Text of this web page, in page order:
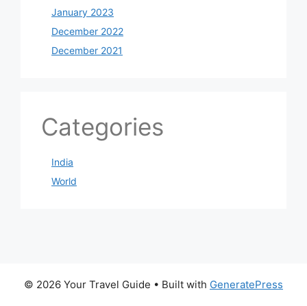
January 2023
December 2022
December 2021
Categories
India
World
© 2026 Your Travel Guide • Built with GeneratePress